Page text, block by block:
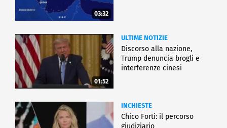
03:32
01:52
ULTIME NOTIZIE
Discorso alla nazione,
Trump denuncia brogli e
interferenze cinesi
INCHIESTE
Chico Forti: il percorso
giudiziario